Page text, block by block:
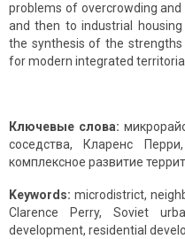
problems of overcrowding
and then to industrial
the synthesis of the
for modern integrated
Ключевые слова:
соседства, Кларенс Перри,
комплексное развитие
Keywords: microdistrict,
Clarence Perry, Soviet
development, residential